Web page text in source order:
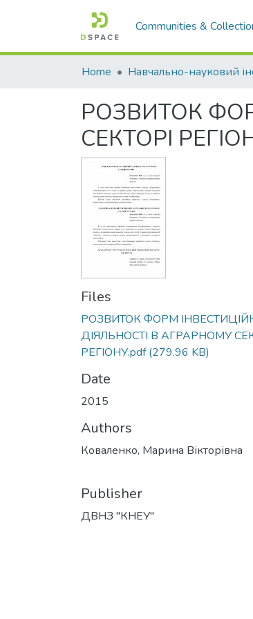
Communities &
Home
РОЗВИТОК
СЕКТОРІ
Files
РОЗВИТОК ФОРМ
ДІЯЛЬНОСТІ В АГРАРНОМУ
РЕГІОНУ.pdf(279.96 KB)
Date
2015
Authors
Коваленко, Марина Вікторівна
Publisher
ДВНЗ "КНЕУ"